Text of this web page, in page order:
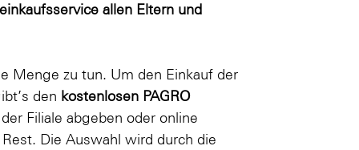
allen Eltern und
Menge zu tun. Um den Einkauf der
den kostenlosen PAGRO
Filiale abgeben oderonline
Rest. Die Auswahl wird durch die